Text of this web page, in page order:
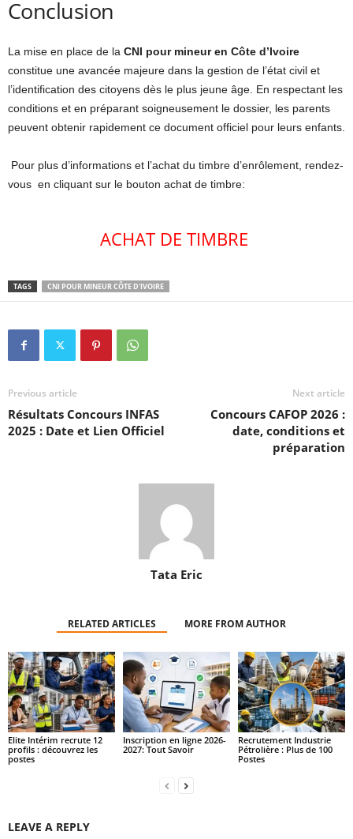
Conclusion
La mise en place de la CNI pour mineur en Côte d’Ivoire
constitue une avancée majeure dans la gestion de l’état civil et
l’identification des citoyens dès le plus jeune âge. En respectant les
conditions et en préparant soigneusement le dossier, les parents
peuvent obtenir rapidement ce document officiel pour leurs enfants.
Pour plus d’informations et l’achat du timbre d’enrôlement, rendez-
vous en cliquant sur le bouton achat de timbre:
ACHAT DE TIMBRE
TAGS CNI POUR MINEUR CÔTE D’IVOIRE
Previous article
Résultats Concours INFAS
2025 : Date et Lien Officiel
Next article
Concours CAFOP 2026 :
date, conditions et
préparation
Tata Eric
RELATED ARTICLES MORE FROM AUTHOR
Elite Intérim recrute 12
profils : découvrez les
postes
Inscription en ligne 2026-
2027: Tout Savoir
Recrutement Industrie
Pétrolière : Plus de 100
Postes
LEAVE A REPLY